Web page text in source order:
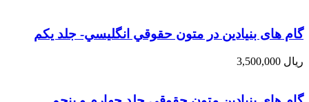
گام های بنیادین در متون حقوقي انگليسي- جلد يكم
ریال